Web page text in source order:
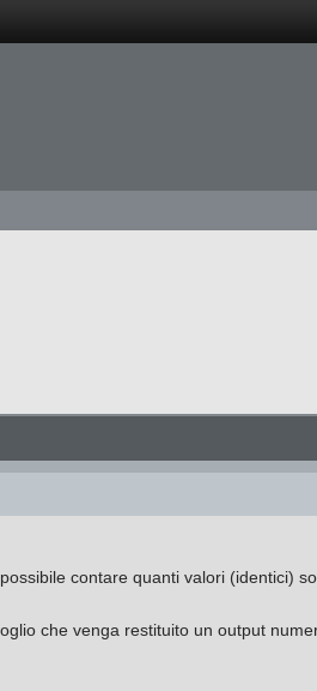
contare quanti valori (identici)
che venga restituito un output